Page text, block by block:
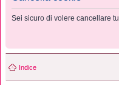
Sei sicuro di volere cancellare
Indice